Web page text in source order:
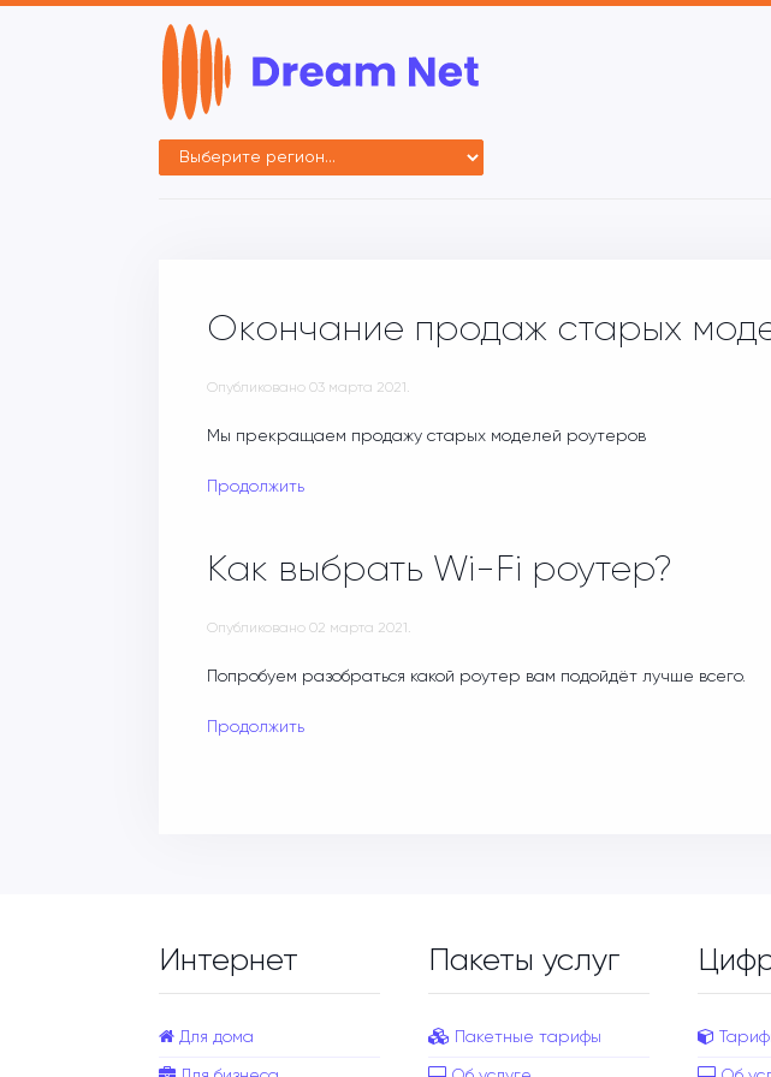
Окончание продаж старых
Опубликовано 03 марта 2021 .
Мы прекращаем продажу старых моделей роутеров
Продолжить
Как выбрать Wi-Fi роутер?
Опубликовано 02 марта 2021 .
Попробуем разобраться какой роутер вам подойдёт лучше всего.
Продолжить
Интернет
Для дома
Пакеты услуг
Пакетные тарифы